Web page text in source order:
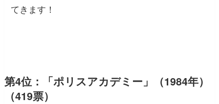
てきます！
第4位：「ポリスアカデミー」（1984年）
（419票）